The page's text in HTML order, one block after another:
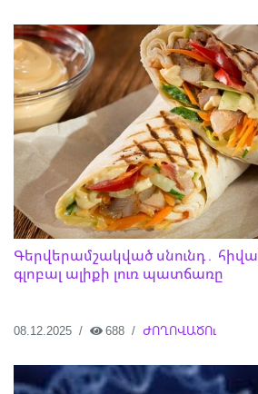
Գերվերամշակված սնունդ․
գլոբալ ալիքի լուռ պատճառը
08.12.2025 688 ԺՈՂՈՎԱԾՈւ